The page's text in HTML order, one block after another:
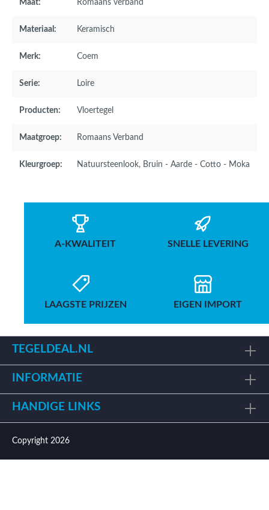
Maat: Romaans verband
Materiaal: Keramisch
Merk: Coem
Serie: Loire
Producten: Vloertegel
Maatgroep: Romaans Verband
Kleurgroep: Natuursteenlook, Bruin - Aarde - Cotto - Moka
A-KWALITEIT SNELLE LEVERING
LAAGSTE PRIJZEN EIGEN IMPORT
TEGELDEAL.NL
INFORMATIE
HANDIGE LINKS
Copyright 2026